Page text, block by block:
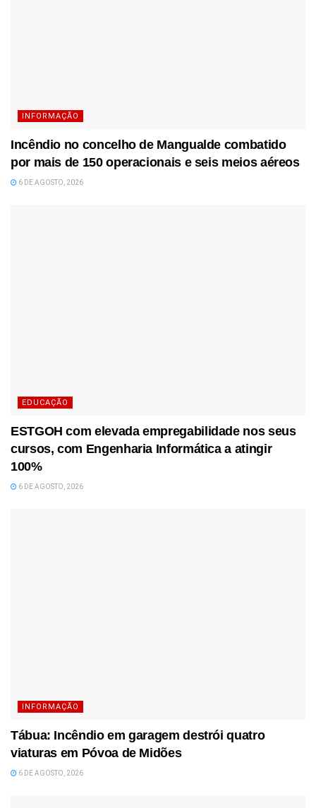
INFORMAÇÃO
Incêndio no concelho de Mangualde combatido
por mais de 150 operacionais e seis meios aéreos
6 DE AGOSTO, 2026
EDUCAÇÃO
ESTGOH com elevada empregabilidade nos seus
cursos, com Engenharia Informática a atingir
100%
6 DE AGOSTO, 2026
INFORMAÇÃO
Tábua: Incêndio em garagem destrói quatro
viaturas em Póvoa de Midões
6 DE AGOSTO, 2026